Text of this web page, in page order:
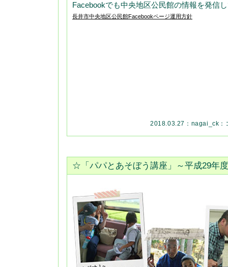
Facebookでも中央地区公民館の情報を発信
長井市中央地区公民館Facebookページ運用方針
2018.03.27： nagai_ck ：
☆「パパとあそぼう講座」～平成29年